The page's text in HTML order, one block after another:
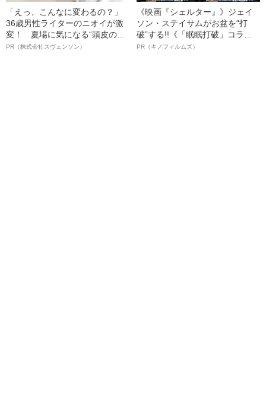
「えっ、こんなに変わるの？」
36歳男性ライターのニオイが激
変！ 夏場に気になる“頭皮のニ
オイ”や“ベタつき”を解消す
PR（株式会社スヴェンソン）
《映画『シェルター』》ジェイ
ソン・ステイサムがお盆を“打
破”する!!《「眠眠打破」コラ
ボ》
PR（キノフィルムズ）